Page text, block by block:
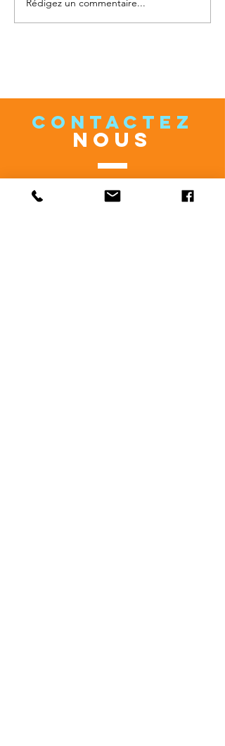
Formation Entretien
épistémique
Rédigez un commentaire...
CONTACTEZ
NOUS
rosali.kaleidoscope@gmail.com